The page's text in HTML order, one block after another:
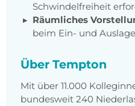
Schwindelfreiheit
Räumliches
beim Ein- und
Über Tempton
Mit über 11.000
bundesweit 240